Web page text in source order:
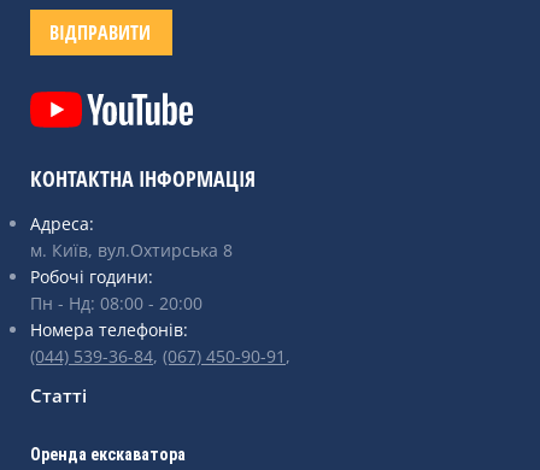
КОНТАКТНА ІНФОРМАЦІЯ
Адреса:
м. Київ, вул.Охтирська 8
Робочі години:
Пн - Нд: 08:00 - 20:00
Номера телефонів:
(044) 539-36-84, (067) 450-90-91 ,
Статті
Оренда екскаватора